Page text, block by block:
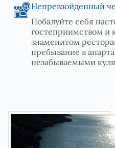
Непревзойденный
Побалуйте себя
гостеприимством и
знаменитом
пребывание в
незабываемыми